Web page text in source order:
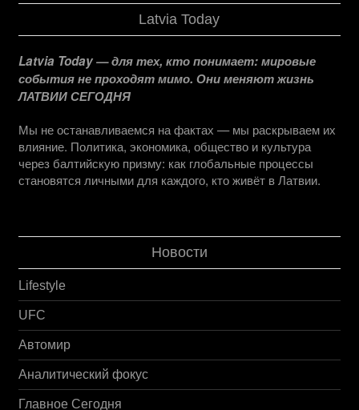
Latvia Today
Latvia Today — для тех, кто понимает: мировые
события не проходят мимо. Они меняют жизнь
ЛАТВИИ СЕГОДНЯ
Мы не останавливаемся на фактах — мы раскрываем их
влияние. Политика, экономика, общество и культура
через балтийскую призму: как глобальные процессы
становятся личными для каждого, кто живёт в Латвии.
Новости
Lifestyle
UFC
Автомир
Аналитический фокус
Главное Сегодня